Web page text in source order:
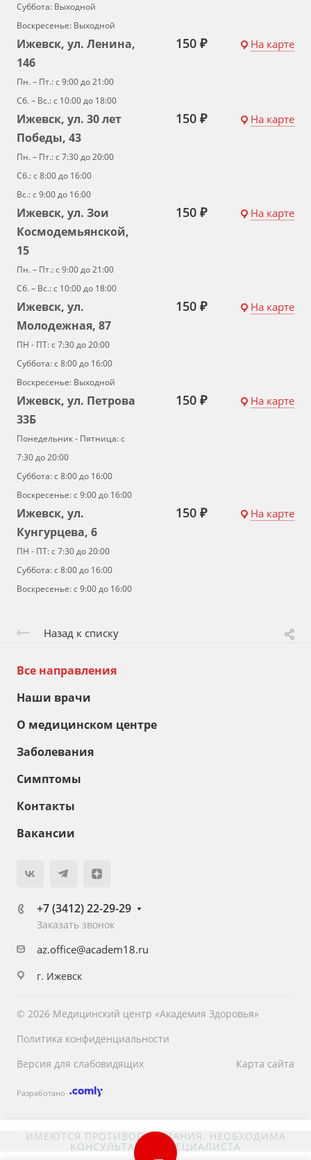
Суббота: Выходной
Воскресенье: Выходной
Ижевск, ул. Ленина,
146
Пн. – Пт.: с 9:00 до 21:00
Сб. – Вс.: с 10:00 до 18:00
150 ₽ На карте
Ижевск, ул. 30 лет
Победы, 43
Пн. – Пт.: с 7:30 до 20:00
Сб.: с 8:00 до 16:00
Вс.: с 9:00 до 16:00
150 ₽ На карте
Ижевск, ул. Зои
Космодемьянской,
15
Пн. – Пт.: с 9:00 до 21:00
Сб. – Вс.: с 10:00 до 18:00
150 ₽ На карте
Ижевск, ул.
Молодежная, 87
ПН - ПТ: с 7:30 до 20:00
Суббота: с 8:00 до 16:00
Воскресенье: Выходной
150 ₽ На карте
Ижевск, ул. Петрова
33Б
Понедельник - Пятница: с
7:30 до 20:00
Суббота: с 8:00 до 16:00
Воскресенье: с 9:00 до 16:00
150 ₽ На карте
Ижевск, ул.
Кунгурцева, 6
ПН - ПТ: с 7:30 до 20:00
Суббота: с 8:00 до 16:00
Воскресенье: с 9:00 до 16:00
150 ₽ На карте
Назад к списку
Все направления
Наши врачи
О медицинском центре
Заболевания
Симптомы
Контакты
Вакансии
+7 (3412) 22-29-29
Заказать звонок
az.office@academ18.ru
г. Ижевск
© 2026 Медицинский центр «Академия Здоровья»
Политика конфиденциальности
Версия для слабовидящих
Карта сайта
Разработано
ИМЕЮТСЯ ПРОТИВОПОКАЗАНИЯ. НЕОБХОДИМА
КОНСУЛЬТАЦИЯ СПЕЦИАЛИСТА